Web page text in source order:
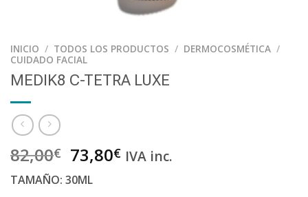
INICIO / TODOS LOS PRODUCTOS / DERMOCOSMÉTICA /
CUIDADO FACIAL
MEDIK8 C-TETRA LUXE
82,00€ 73,80€ IVA inc.
TAMAÑO: 30ML